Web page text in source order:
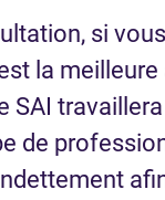
si
la meilleure
SAI
de